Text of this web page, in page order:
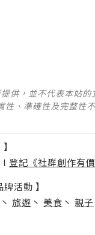
供，並不代表本站
性、準確性及完整性
l 登記《社群創作有價
活動 】
丶 旅遊 丶 美食 丶 親子